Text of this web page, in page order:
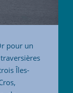
pour un
Îles-